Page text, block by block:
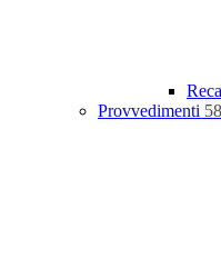
Provvedimenti